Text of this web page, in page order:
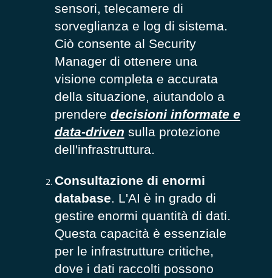
sensori, telecamere di
sorveglianza e log di sistema.
Ciò consente al Security
Manager di ottenere una
visione completa e accurata
della situazione, aiutandolo a
prendere decisioni informate e
data-driven sulla protezione
dell'infrastruttura.
Consultazione di enormi
database. L'AI è in grado di
gestire enormi quantità di dati.
Questa capacità è essenziale
per le infrastrutture critiche,
dove i dati raccolti possono